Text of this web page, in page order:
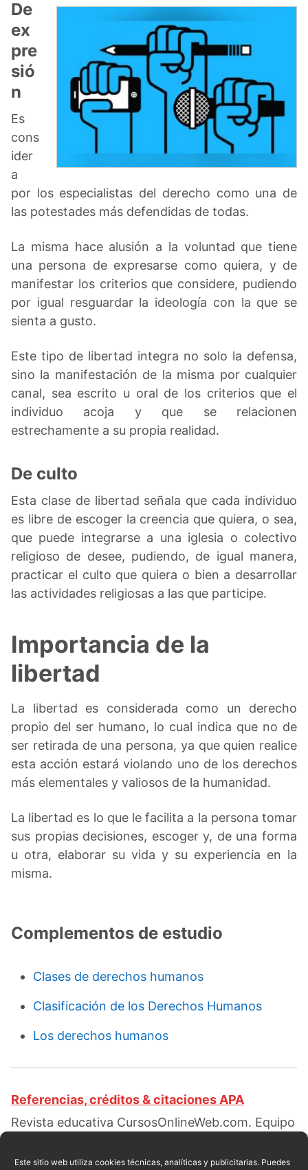
Este sitio web utiliza cookies técnicas, analíticas y publicitarias. Puedes
De
ex
pre
sió
n
Es
cons
ider
a
por los especialistas del derecho como una de
las potestades más defendidas de todas.
La misma hace alusión a la voluntad que tiene
una persona de expresarse como quiera, y de
manifestar los criterios que considere, pudiendo
por igual resguardar la ideología con la que se
sienta a gusto.
Este tipo de libertad integra no solo la defensa,
sino la manifestación de la misma por cualquier
canal, sea escrito u oral de los criterios que el
individuo acoja y que se relacionen
estrechamente a su propia realidad.
De culto
Esta clase de libertad señala que cada individuo
es libre de escoger la creencia que quiera, o sea,
que puede integrarse a una iglesia o colectivo
religioso de desee, pudiendo, de igual manera,
practicar el culto que quiera o bien a desarrollar
las actividades religiosas a las que participe.
Importancia de la
libertad
La libertad es considerada como un derecho
propio del ser humano, lo cual indica que no de
ser retirada de una persona, ya que quien realice
esta acción estará violando uno de los derechos
más elementales y valiosos de la humanidad.
La libertad es lo que le facilita a la persona tomar
sus propias decisiones, escoger y, de una forma
u otra, elaborar su vida y su experiencia en la
misma.
Complementos de estudio
Clases de derechos humanos
Clasificación de los Derechos Humanos
Los derechos humanos
Referencias, créditos & citaciones APA
Revista educativa CursosOnlineWeb.com. Equipo
la libertad. Escrito por:Santiago E. Santoma.